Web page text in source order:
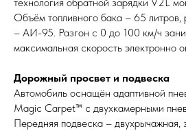
Объём топливного бака – 65 литров,
– АИ-95. Разгон с 0 до 100 км/ч
максимальная скорость электронно
Дорожный просвет и подвеска
Автомобиль оснащён адаптивной
Magic Carpet™ с двухкамерными
Передняя подвеска – двухрычажная,